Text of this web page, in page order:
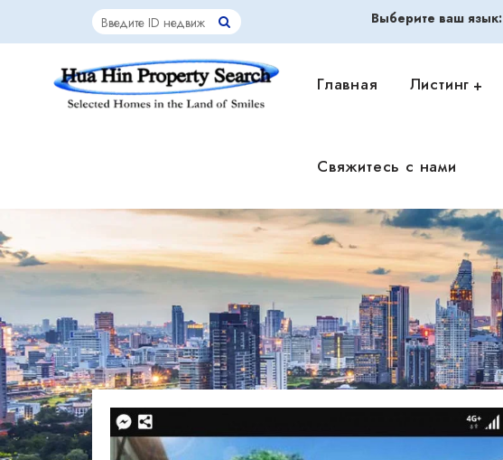
Выберите ваш язык:
Главная Листинг
Свяжитесь с нами